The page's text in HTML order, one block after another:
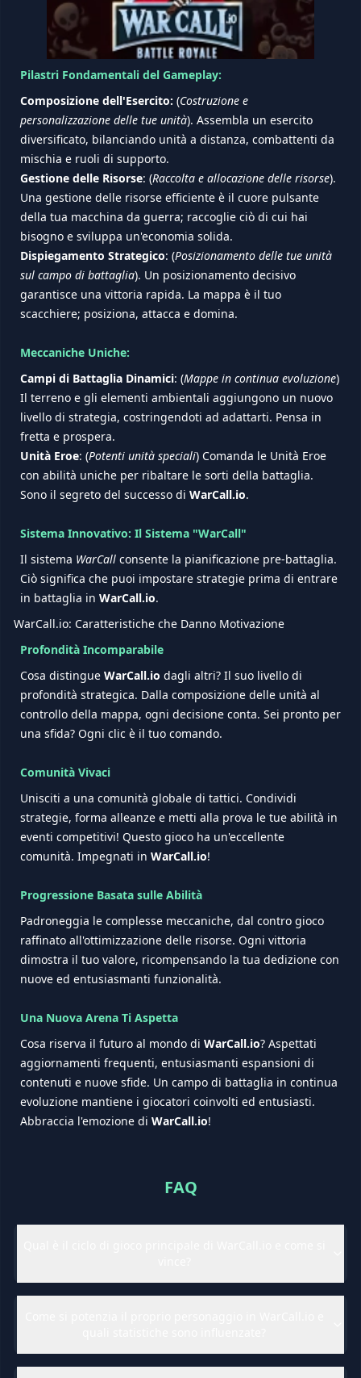
Pilastri Fondamentali del Gameplay:
Composizione dell'Esercito: (Costruzione e
personalizzazione delle tue unità). Assembla un esercito
diversificato, bilanciando unità a distanza, combattenti da
mischia e ruoli di supporto.
Gestione delle Risorse: (Raccolta e allocazione delle risorse).
Una gestione delle risorse efficiente è il cuore pulsante
della tua macchina da guerra; raccoglie ciò di cui hai
bisogno e sviluppa un'economia solida.
Dispiegamento Strategico: (Posizionamento delle tue unità
sul campo di battaglia). Un posizionamento decisivo
garantisce una vittoria rapida. La mappa è il tuo
scacchiere; posiziona, attacca e domina.
Meccaniche Uniche:
Campi di Battaglia Dinamici: (Mappe in continua evoluzione)
Il terreno e gli elementi ambientali aggiungono un nuovo
livello di strategia, costringendoti ad adattarti. Pensa in
fretta e prospera.
Unità Eroe: (Potenti unità speciali) Comanda le Unità Eroe
con abilità uniche per ribaltare le sorti della battaglia.
Sono il segreto del successo di WarCall.io.
Sistema Innovativo: Il Sistema "WarCall"
Il sistema WarCall consente la pianificazione pre-battaglia.
Ciò significa che puoi impostare strategie prima di entrare
in battaglia in WarCall.io.
WarCall.io: Caratteristiche che Danno Motivazione
Profondità Incomparabile
Cosa distingue WarCall.io dagli altri? Il suo livello di
profondità strategica. Dalla composizione delle unità al
controllo della mappa, ogni decisione conta. Sei pronto per
una sfida? Ogni clic è il tuo comando.
Comunità Vivaci
Unisciti a una comunità globale di tattici. Condividi
strategie, forma alleanze e metti alla prova le tue abilità in
eventi competitivi! Questo gioco ha un'eccellente
comunità. Impegnati in WarCall.io!
Progressione Basata sulle Abilità
Padroneggia le complesse meccaniche, dal contro gioco
raffinato all'ottimizzazione delle risorse. Ogni vittoria
dimostra il tuo valore, ricompensando la tua dedizione con
nuove ed entusiasmanti funzionalità.
Una Nuova Arena Ti Aspetta
Cosa riserva il futuro al mondo di WarCall.io? Aspettati
aggiornamenti frequenti, entusiasmanti espansioni di
contenuti e nuove sfide. Un campo di battaglia in continua
evoluzione mantiene i giocatori coinvolti ed entusiasti.
Abbraccia l'emozione di WarCall.io!
FAQ